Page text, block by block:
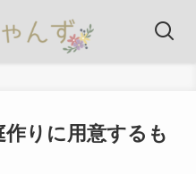
作りに用意するも